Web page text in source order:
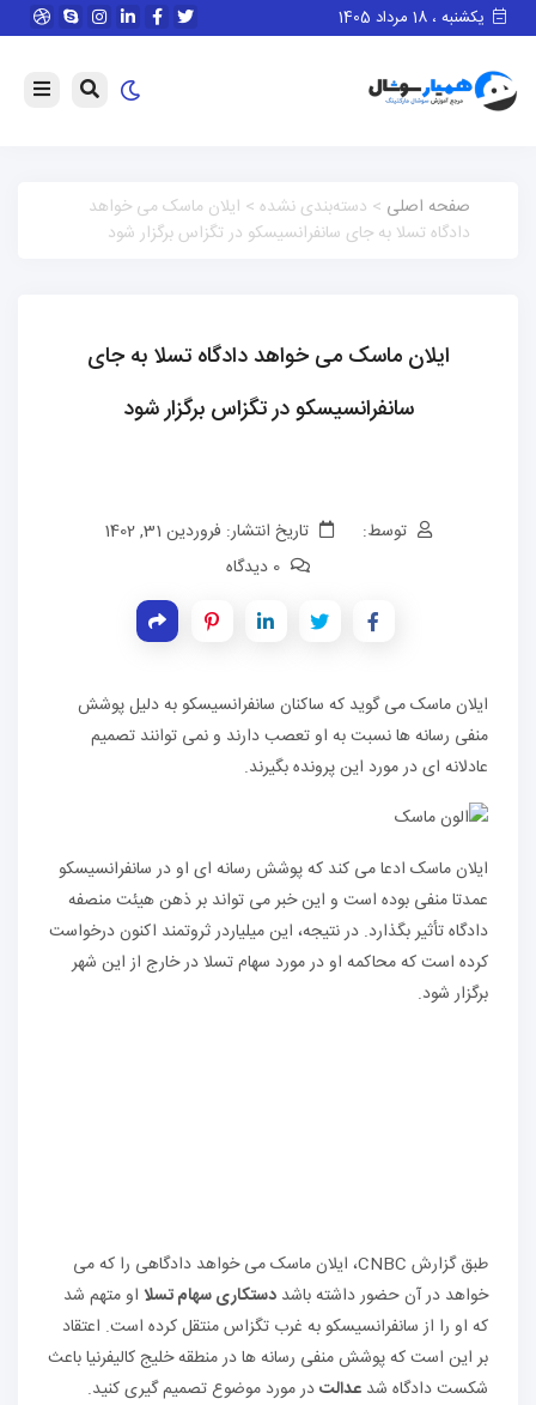
یکشنبه ، 18 مرداد 1405
صفحه اصلی > دسته‌بندی نشده > ایلان ماسک می خواهد
دادگاه تسلا به جای سانفرانسیسکو در تگزاس برگزار شود
ایلان ماسک می خواهد دادگاه تسلا به جای
سانفرانسیسکو در تگزاس برگزار شود
توسط:
تاریخ انتشار: فروردین 31, 1402
ایلان ماسک می گوید که ساکنان سانفرانسیسکو به دلیل پوشش
منفی رسانه ها نسبت به او تعصب دارند و نمی توانند تصمیم
عادلانه ای در مورد این پرونده بگیرند.
ایلان ماسک ادعا می کند که پوشش رسانه ای او در سانفرانسیسکو
عمدتا منفی بوده است و این خبر می تواند بر ذهن هیئت منصفه
دادگاه تأثیر بگذارد. در نتیجه، این میلیاردر ثروتمند اکنون درخواست
کرده است که محاکمه او در مورد سهام تسلا در خارج از این شهر
برگزار شود.
طبق گزارش CNBC، ایلان ماسک می خواهد دادگاهی را که می
خواهد در آن حضور داشته باشد دستکاری سهام تسلا او متهم شد
که او را از سانفرانسیسکو به غرب تگزاس منتقل کرده است. اعتقاد
بر این است که پوشش منفی رسانه ها در منطقه خلیج کالیفرنیا باعث
شکست دادگاه شد عدالتدر مورد موضوع تصمیم گیری کنید.